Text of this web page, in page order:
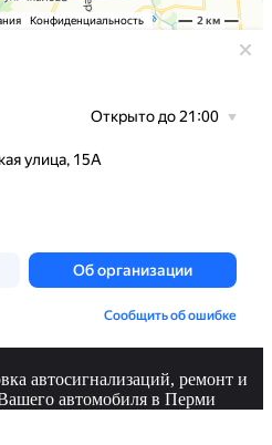
автосигнализаций, ремонт и
автомобиля в Перми